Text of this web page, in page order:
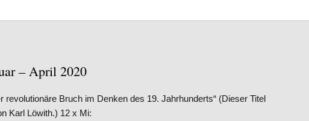
– April 2020
revolutionäre Bruch im Denken des 19. Jahrhunderts“ (Dieser Titel
Karl Löwith.) 12 x Mi: